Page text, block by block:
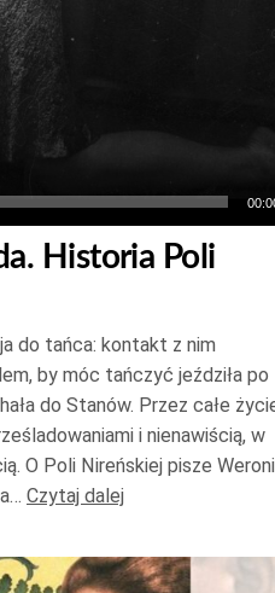
Historia Poli
do tańca: kontakt z nim
by móc tańczyć jeździła po
do Stanów. Przez całe
i nienawiścią, w
O Poli Nireńskiej pisze
Czytaj dalej